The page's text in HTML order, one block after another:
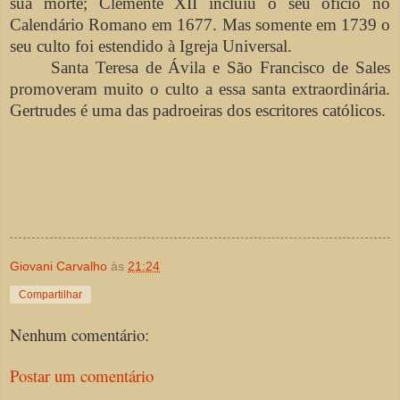
Calendário Romano em 1677. Mas somente em 1739 o
seu culto foi estendido à Igreja Universal.
Santa Teresa de Ávila e São Francisco de Sales
promoveram muito o culto a essa santa extraordinária.
Gertrudes é uma das padroeiras dos escritores católicos.
Giovani Carvalho às 21:24
Compartilhar
Nenhum comentário:
Postar um comentário